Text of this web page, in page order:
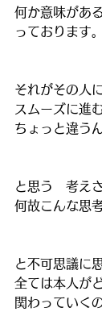
何か意味があ
っております。
それがその人
スムーズに進
ちょっと違う
と思う　考え
何故こんな思
と不可思議に
全ては本人が
関わっていく